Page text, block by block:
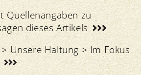
Quellenangaben zu
dieses Artikels
Unsere Haltung > Im Fokus